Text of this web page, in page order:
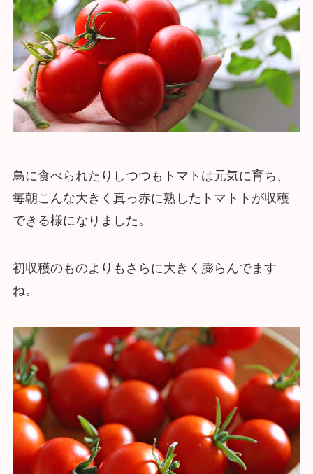
鳥に食べられたりしつつもトマトは元気に育ち、
毎朝こんな大きく真っ赤に熟したトマトトが収穫
できる様になりました。
初収穫のものよりもさらに大きく膨らんでます
ね。